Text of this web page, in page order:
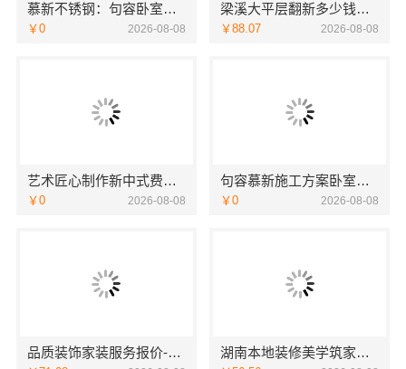
慕新不锈钢：句容卧室施工方案评测
￥0 2026-08-08
梁溪大平层翻新多少钱一平_无锡亿莱居装饰工程材料有限公司
￥88.07 2026-08-08
艺术匠心制作新中式费用——江苏东钢金属家居详解
￥0 2026-08-08
句容慕新施工方案卧室哪家好，慕新不锈钢全案装修口碑
￥0 2026-08-08
品质装饰家装服务报价-雅居美家 湖南本地装修美学筑家新房装修怎么选